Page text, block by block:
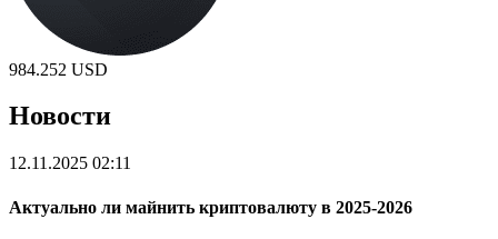
984.252 USD
Новости
12.11.2025 02:11
Актуально ли майнить криптовалюту в 2025-2026